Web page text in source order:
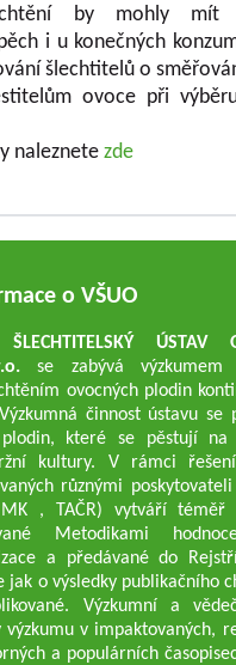
by mohly mít
i u konečných
šlechtitelů o
ovoce při
naleznete zde
o VŠUO
ÚSTAV
se zabývá výzkumem
ovocných plodin
činnost ústavu se
plodin, které se pěstují na
kultury. V rámci řešení
různými
, TAČR) vytváří téměř
Metodikami
a předávané do
jak o výsledky publikačního
Výzkumní a
v impaktovaných,
a populárních